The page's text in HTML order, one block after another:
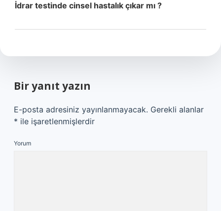
İdrar testinde cinsel hastalık çıkar mı ?
Bir yanıt yazın
E-posta adresiniz yayınlanmayacak. Gerekli alanlar
* ile işaretlenmişlerdir
Yorum